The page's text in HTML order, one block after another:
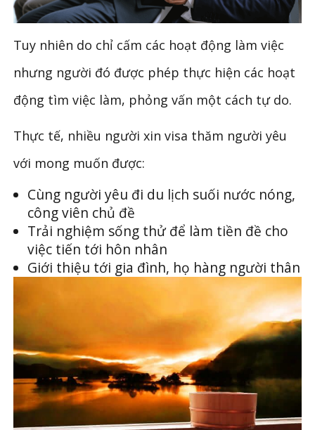
Tuy nhiên do chỉ cấm các hoạt động làm việc
nhưng người đó được phép thực hiện các hoạt
động tìm việc làm, phỏng vấn một cách tự do.
Thực tế, nhiều người xin visa thăm người yêu
với mong muốn được:
Cùng người yêu đi du lịch suối nước nóng,
công viên chủ đề
Trải nghiệm sống thử để làm tiền đề cho
việc tiến tới hôn nhân
Giới thiệu tới gia đình, họ hàng người thân